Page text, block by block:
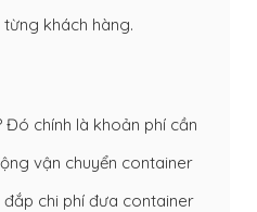
khách hàng.
Đó chính là khoản phí cần
vận chuyển container
chi phí đưa container